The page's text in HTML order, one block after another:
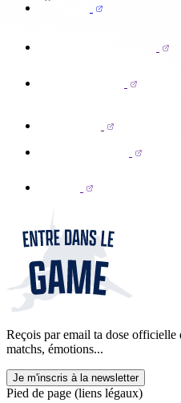
Reçois par email ta dose
matchs, émotions...
Je m'inscris à la newsletter
Pied de page (liens légaux)